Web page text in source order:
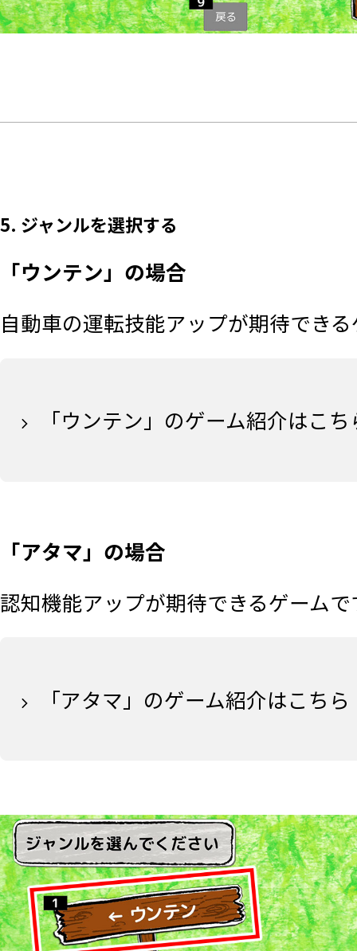
5. ジャンルを選択する
「ウンテン」の場合
自動車の運転技能アップが期待でき
「ウンテン」のゲーム紹介はこち
「アタマ」の場合
認知機能アップが期待できるゲーム
「アタマ」のゲーム紹介はこちら